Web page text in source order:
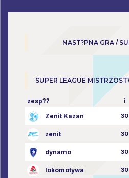
NAST?PNA GRA /
SUPER LEAGUE
zesp?? i
Zenit Kazan 30
zenit 30
dynamo 30
lokomotywa 30